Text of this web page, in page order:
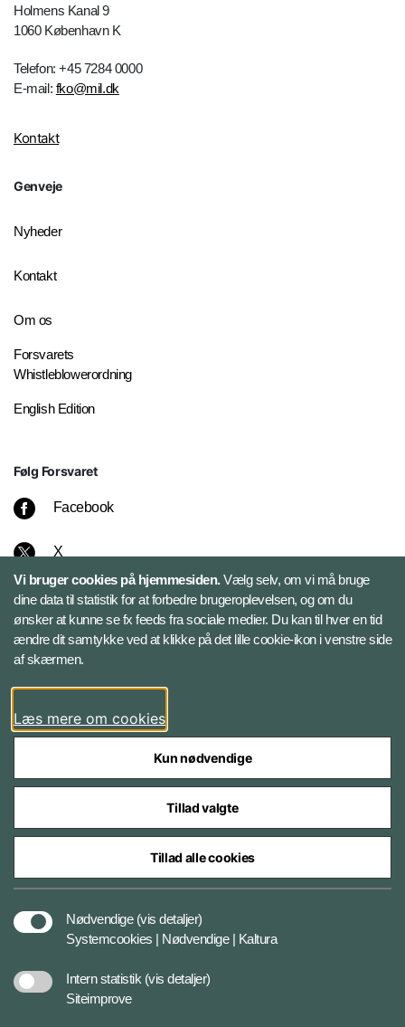
Holmens Kanal 9
1060 København K
Telefon: +45 7284 0000
E-mail: fko@mil.dk
Kontakt
Genveje
Nyheder
Kontakt
Om os
Forsvarets
Whistleblowerordning
English Edition
Følg Forsvaret
Facebook
X
Instagram
Bluesky
LinkedIn
Styrelser og myndigheder under Forsvarsministeriet
Vi bruger cookies på hjemmesiden.Vælg selv, om vi må bruge
dine data til statistik for at forbedre brugeroplevelsen, og om du
ønsker at kunne se fx feeds fra sociale medier. Du kan til hver en tid
ændre dit samtykke ved at klikke på det lille cookie-ikon i venstre side
af skærmen.
Læs mere om cookies
Kun nødvendige
Tillad valgte
Tillad alle cookies
Nødvendige (vis detaljer)
Systemcookies | Nødvendige | Kaltura
Intern statistik (vis detaljer)
Siteimprove